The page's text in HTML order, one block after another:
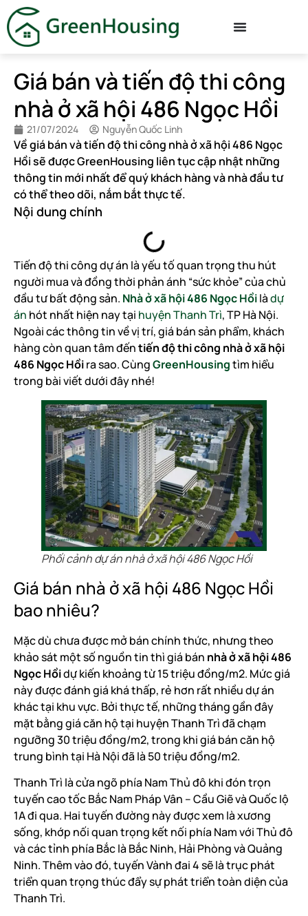
Giá bán và tiến độ thi công
nhà ở xã hội 486 Ngọc Hồi
21/07/2024 Nguyễn Quốc Linh
Về giá bán và tiến độ thi công nhà ở xã hội 486 Ngọc
Hồi sẽ được GreenHousing liên tục cập nhật những
thông tin mới nhất để quý khách hàng và nhà đầu tư
có thể theo dõi, nắm bắt thực tế.
Nội dung chính
Tiến độ thi công dự án là yếu tố quan trọng thu hút
người mua và đồng thời phản ánh “sức khỏe” của chủ
đầu tư bất động sản. Nhà ở xã hội 486 Ngọc Hồilàdự
án hót nhất hiện nay tại huyện Thanh Trì, TP Hà Nội.
Ngoài các thông tin về vị trí, giá bán sản phẩm, khách
hàng còn quan tâm đếntiến độ thi công nhà ở xã hội
486 Ngọc Hồira sao. CùngGreenHousingtìm hiểu
trong bài viết dưới đây nhé!
Phối cảnh dự án nhà ở xã hội 486 Ngọc Hồi
Giá bán nhà ở xã hội 486 Ngọc Hồi
bao nhiêu?
Mặc dù chưa được mở bán chính thức, nhưng theo
khảo sát một số nguồn tin thì giá bán nhà ở xã hội 486
Ngọc Hồidự kiến khoảng từ 15 triệu đồng/m2. Mức giá
này được đánh giá khá thấp, rẻ hơn rất nhiều dự án
khác tại khu vực. Bởi thực tế, những tháng gần đây
mặt bằng giá căn hộ tại huyện Thanh Trì đã chạm
ngưỡng 30 triệu đồng/m2, trong khi giá bán căn hộ
trung bình tại Hà Nội đã là 50 triệu đồng/m2.
Thanh Trì là cửa ngõ phía Nam Thủ đô khi đón trọn
tuyến cao tốc Bắc Nam Pháp Vân – Cầu Giẽ và Quốc lộ
1A đi qua. Hai tuyến đường này được xem là xương
sống, khớp nối quan trọng kết nối phía Nam với Thủ đô
và các tỉnh phía Bắc là Bắc Ninh, Hải Phòng và Quảng
Ninh. Thêm vào đó, tuyến Vành đai 4 sẽ là trục phát
triển quan trọng thúc đẩy sự phát triển toàn diện của
Thanh Trì.